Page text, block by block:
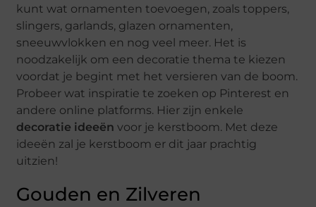
kunt wat ornamenten toevoegen, zoals toppers,
slingers, garlands, glazen ornamenten,
sneeuwvlokken en nog veel meer. Het is
noodzakelijk om een decoratie thema te kiezen
voordat je begint met het versieren van de boom.
Probeer wat inspiratie te zoeken op Pinterest en
andere online platforms. Hier zijn enkele
decoratie ideeën voor je kerstboom. Met deze
ideeën zal je kerstboom er dit jaar prachtig
uitzien!
Gouden en Zilveren